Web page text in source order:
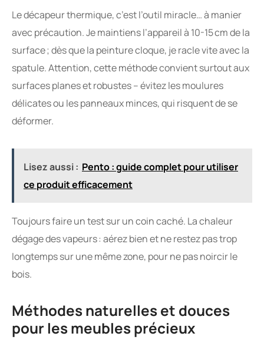
Le décapeur thermique, c’est l’outil miracle… à manier
avec précaution. Je maintiens l’appareil à 10-15 cm de la
surface ; dès que la peinture cloque, je racle vite avec la
spatule. Attention, cette méthode convient surtout aux
surfaces planes et robustes – évitez les moulures
délicates ou les panneaux minces, qui risquent de se
déformer.
Lisez aussi : Pento : guide complet pour utiliser
ce produit efficacement
Toujours faire un test sur un coin caché. La chaleur
dégage des vapeurs : aérez bien et ne restez pas trop
longtemps sur une même zone, pour ne pas noircir le
bois.
Méthodes naturelles et douces
pour les meubles précieux